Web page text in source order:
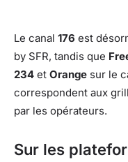
Le canal 176 est
by SFR, tandis que
234 et Orange sur le
correspondent aux
par les opérateurs.
Sur les